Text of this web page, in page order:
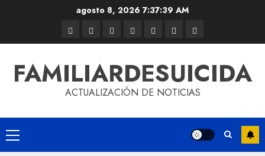
agosto 8, 2026 7:37:39 AM
FAMILIARDESUICIDA
ACTUALIZACIÓN DE NOTICIAS